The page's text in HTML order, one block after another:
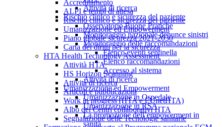
Accreditamento
ALPI e tempi di attesa
Rischio clinico e sicurezza del paziente
Umanizzazione ed Empowerment
Piano globale sicurezza 2021-2030
Carta dei diritti per la sicurezza
HTA Health Technology Assessment
Attività HTA
HS Horizon Scanning
Attività di ricerca
Articoli e pubblicazioni
Work in progress (HTA e EUnetHTA)
Albo dei Centri collaborativi HTA
Segnalazione delle Tecnologie sanitarie
Attività di ricerca
Rischio clinico e sicurezza del paziente
Osservatorio Buone Pratiche
Monitoraggio nazionale denunce sinistri
Monitoraggio delle raccomandazioni
Elenco eventi sentinella
Elenco raccomandazioni
Accesso al sistema
Attività di ricerca
Umanizzazione ed Empowerment
Umanizzazione in Ospedale
Umanizzazione in RSA
La promozione dell’empowerment in
sanità